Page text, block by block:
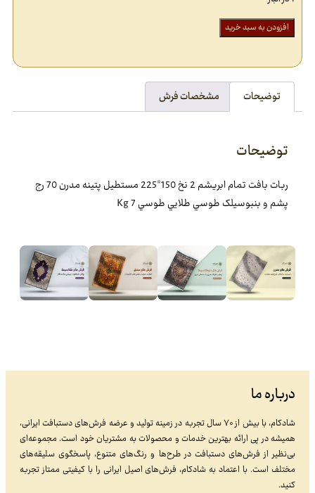
افزودن به سبد خرید
توضیحات مشخصات فرش
توضیحات
ربات بافت تمام ابريشم 2 نخ 150*225 مستطيل پتينه مدرن 70 رج
پشم و بنبوسيلک طوسي طلايي طوسي 7 Kg
درباره ما
شادکام، با بیش از ۷۰ سال تجربه در زمینه تولید و عرضه فرش‌های دستبافت ایرانی،
همیشه در پی ارائه بهترین خدمات و محصولات به مشتریان خود است. مجموعه‌ای
بی‌نظیر از فرش‌های دستبافت در طرح‌ها و رنگ‌های متنوع، پاسخگوی سلیقه‌های
مختلف است. با اعتماد به شادکام، فرش‌های اصیل ایرانی را با کیفیتی ممتاز تجربه
کنید.